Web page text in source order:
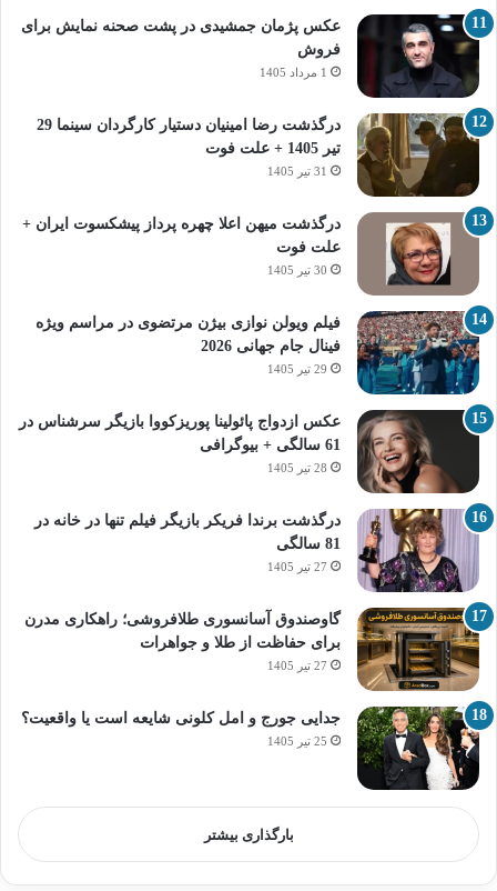
عکس پژمان جمشیدی در پشت صحنه نمایش برای
فروش
1 مرداد 1405
درگذشت رضا امینیان دستیار کارگردان سینما 29
تیر 1405 + علت فوت
31 تیر 1405
درگذشت میهن اعلا چهره پرداز پیشکسوت ایران +
علت فوت
30 تیر 1405
فیلم ویولن نوازی بیژن مرتضوی در مراسم ویژه
فینال جام جهانی 2026
29 تیر 1405
عکس ازدواج پائولینا پوریزکووا بازیگر سرشناس در
61 سالگی + بیوگرافی
28 تیر 1405
درگذشت برندا فریکر بازیگر فیلم تنها در خانه در
81 سالگی
27 تیر 1405
گاوصندوق آسانسوری طلافروشی؛ راهکاری مدرن
برای حفاظت از طلا و جواهرات
27 تیر 1405
جدایی جورج و امل کلونی شایعه است یا واقعیت؟
25 تیر 1405
بارگذاری بیشتر